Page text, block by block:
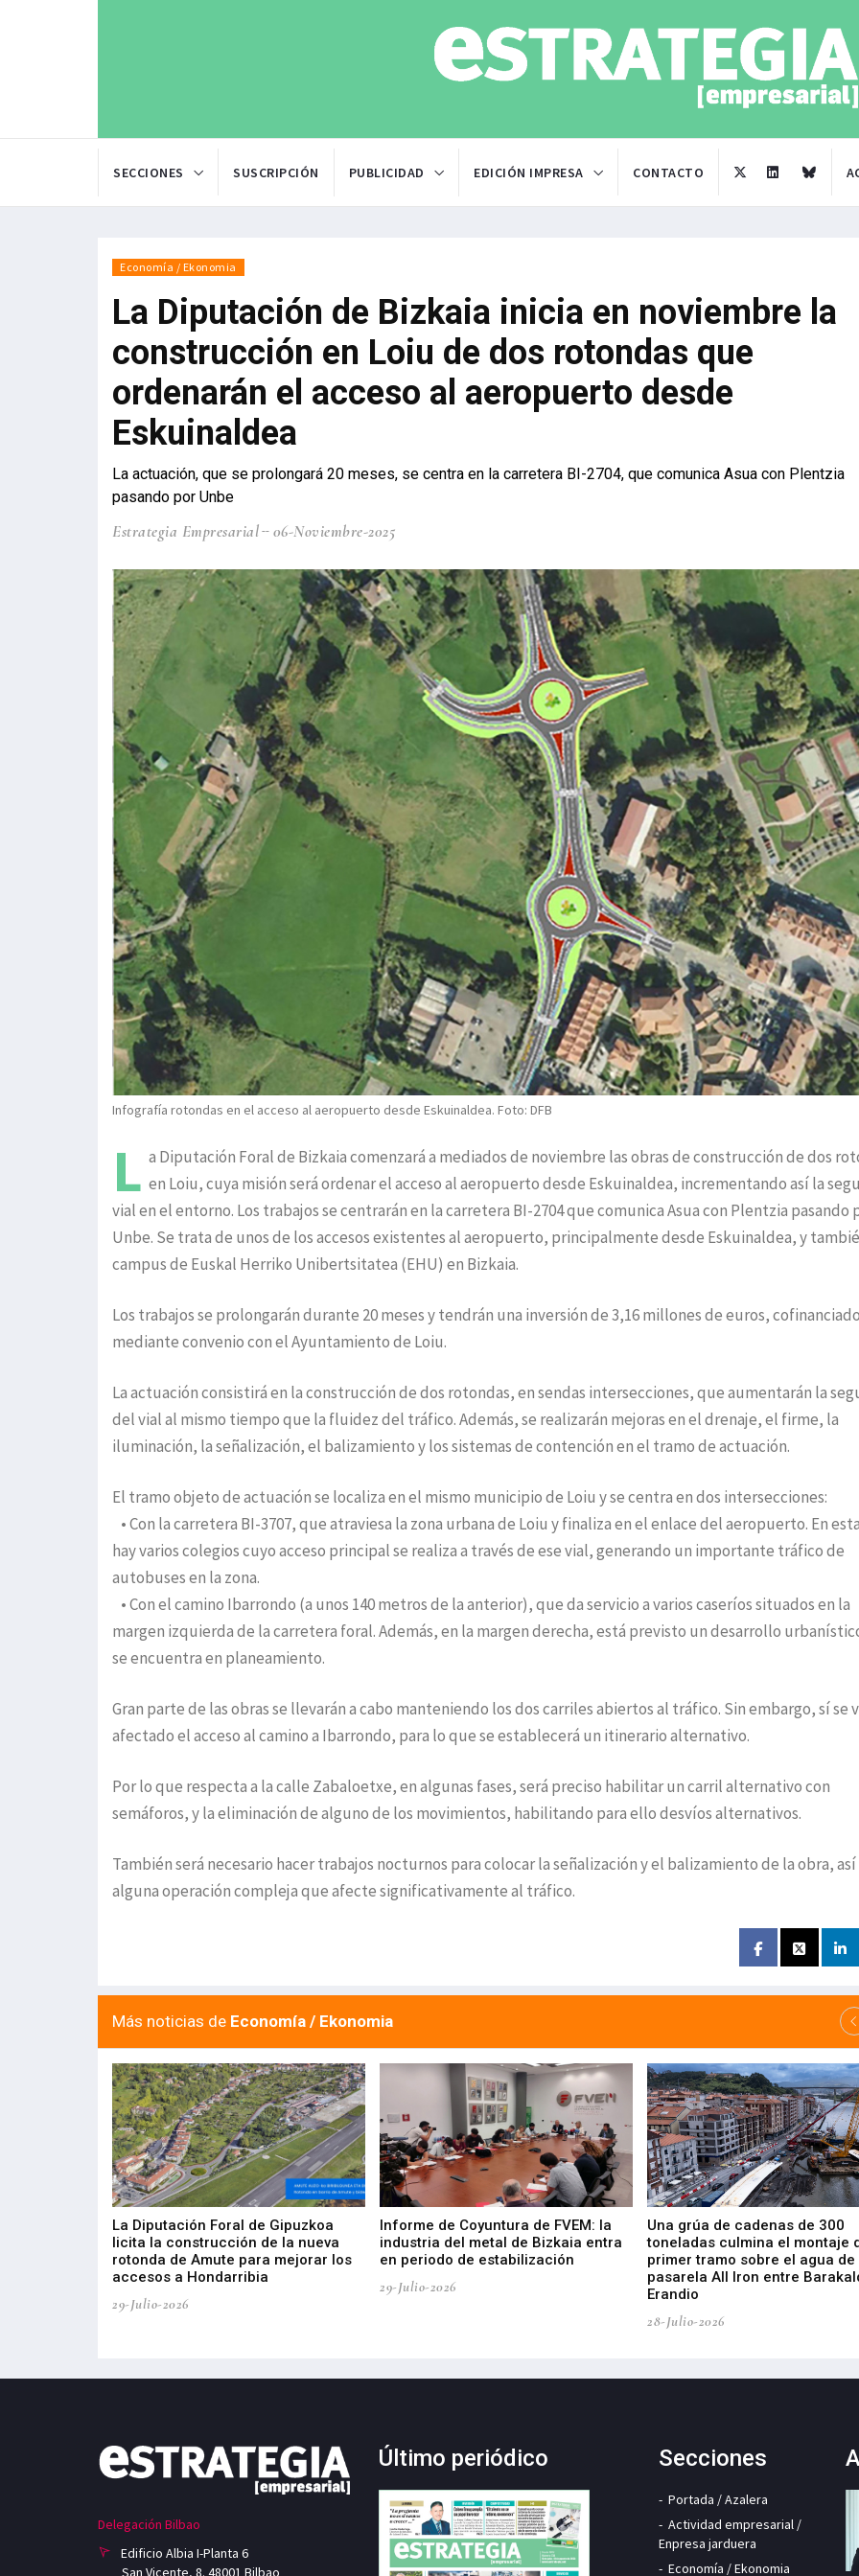
SECCIONES SUSCRIPCIÓN PUBLICIDAD EDICIÓN IMPRESA CONTACTO
Economía / Ekonomia
La Diputación de Bizkaia inicia en noviembre la
construcción en Loiu de dos rotondas que
ordenarán el acceso al aeropuerto desde
Eskuinaldea
La actuación, que se prolongará 20 meses, se centra en la carretera BI-2704, que comunica Asua con Plentzia
pasando por Unbe
Estrategia Empresarial 06-Noviembre-2025
Infografía rotondas en el acceso al aeropuerto desde Eskuinaldea. Foto: DFB
L a Diputación Foral de Bizkaia comenzará a mediados de noviembre las obras de construcción de dos
en Loiu, cuya misión será ordenar el acceso al aeropuerto desde Eskuinaldea, incrementando así la
vial en el entorno. Los trabajos se centrarán en la carretera BI-2704 que comunica Asua con Plentzia pasando
Unbe. Se trata de unos de los accesos existentes al aeropuerto, principalmente desde Eskuinaldea, y
campus de Euskal Herriko Unibertsitatea (EHU) en Bizkaia.
Los trabajos se prolongarán durante 20 meses y tendrán una inversión de 3,16 millones de euros,
mediante convenio con el Ayuntamiento de Loiu.
La actuación consistirá en la construcción de dos rotondas, en sendas intersecciones, que aumentarán la
del vial al mismo tiempo que la fluidez del tráfico. Además, se realizarán mejoras en el drenaje, el firme, la
iluminación, la señalización, el balizamiento y los sistemas de contención en el tramo de actuación.
El tramo objeto de actuación se localiza en el mismo municipio de Loiu y se centra en dos intersecciones:
• Con la carretera BI-3707, que atraviesa la zona urbana de Loiu y finaliza en el enlace del aeropuerto. En
hay varios colegios cuyo acceso principal se realiza a través de ese vial, generando un importante tráfico de
autobuses en la zona.
• Con el camino Ibarrondo (a unos 140 metros de la anterior), que da servicio a varios caseríos situados en la
margen izquierda de la carretera foral. Además, en la margen derecha, está previsto un desarrollo
se encuentra en planeamiento.
Gran parte de las obras se llevarán a cabo manteniendo los dos carriles abiertos al tráfico. Sin embargo, sí se
afectado el acceso al camino a Ibarrondo, para lo que se establecerá un itinerario alternativo.
Por lo que respecta a la calle Zabaloetxe, en algunas fases, será preciso habilitar un carril alternativo con
semáforos, y la eliminación de alguno de los movimientos, habilitando para ello desvíos alternativos.
También será necesario hacer trabajos nocturnos para colocar la señalización y el balizamiento de la obra,
alguna operación compleja que afecte significativamente al tráfico.
Más noticias de Economía / Ekonomia
La Diputación Foral de Gipuzkoa
licita la construcción de la nueva
rotonda de Amute para mejorar los
accesos a Hondarribia
29-Julio-2026
Informe de Coyuntura de FVEM: la
industria del metal de Bizkaia entra
en periodo de estabilización
29-Julio-2026
Una grúa de cadenas de 300
toneladas culmina el montaje
primer tramo sobre el agua de
pasarela All Iron entre
Erandio
28-Julio-2026
Delegación Bilbao
Edificio Albia I-Planta 6
San Vicente, 8. 48001 Bilbao
Último periódico Secciones
Portada / Azalera
Actividad empresarial /
Enpresa jarduera
Economía / Ekonomia